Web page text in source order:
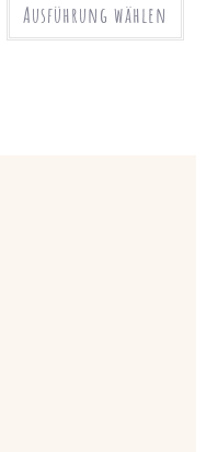
Ausführung wählen